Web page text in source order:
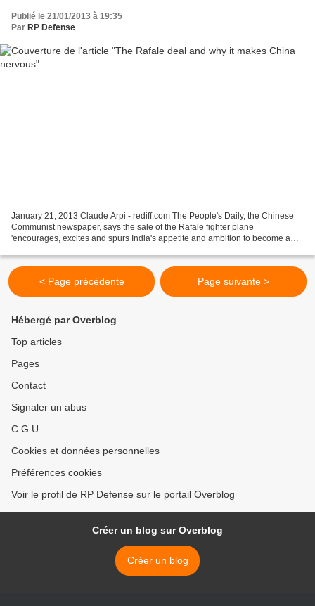
Publié le 21/01/2013 à 19:35
Par RP Defense
January 21, 2013 Claude Arpi - rediff.com The People's Daily, the Chinese
Communist newspaper, says the sale of the Rafale fighter plane
'encourages, excites and spurs India's appetite and ambition to become a
< Page précédente Page suivante >
Hébergé par Overblog
Top articles
Pages
Contact
Signaler un abus
C.G.U.
Cookies et données personnelles
Préférences cookies
Voir le profil de RP Defense sur le portail Overblog
Créer un blog sur Overblog
Créer un blog